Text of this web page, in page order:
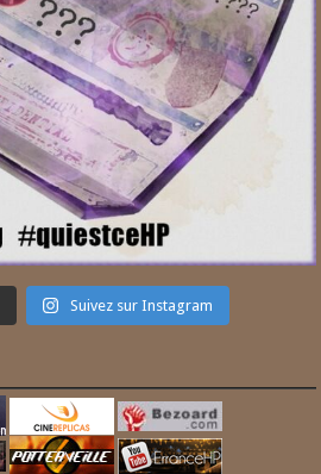
Suivez sur Instagram